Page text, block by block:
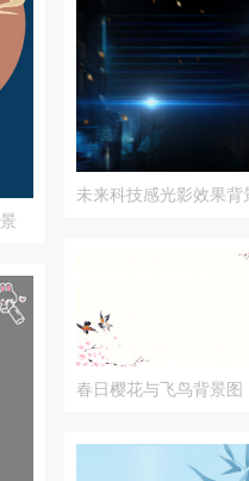
未来科技感光影效果背
春日樱花与飞鸟背景图